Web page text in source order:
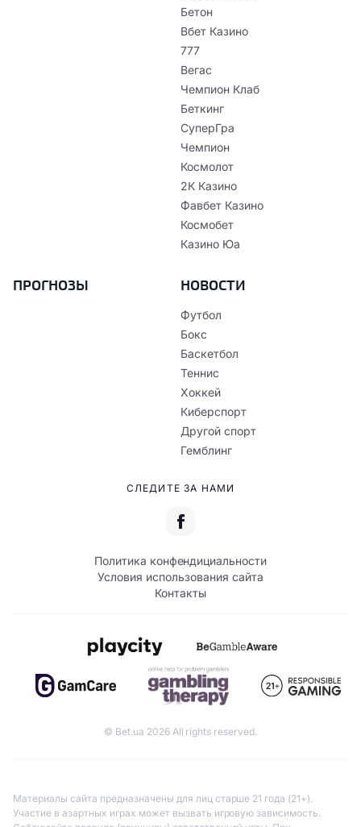
Бетон
Вбет Казино
777
Вегас
Чемпион Клаб
Беткинг
СуперГра
Чемпион
Космолот
2К Казино
Фавбет Казино
Космобет
Казино Юа
ПРОГНОЗЫ НОВОСТИ
Футбол
Бокс
Баскетбол
Теннис
Хоккей
Киберспорт
Другой спорт
Гемблинг
СЛЕДИТЕ ЗА НАМИ
Политика конфендициальности
Условия использования сайта
Контакты
© Bet.ua 2026 All rights reserved.
Материалы сайта предназначены для лиц старше 21 года (21+).
Участие в азартных играх может вызвать игровую зависимость.